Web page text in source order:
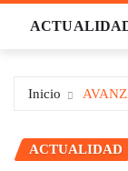
Inicio
ACTUALIDAD